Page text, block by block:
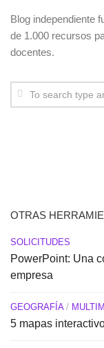
Blog independiente
de 1.000 recursos
docentes.
OTRAS
SOLICITUDES
PowerPoint: Una
empresa
GEOGRAFÍA/
5 mapas